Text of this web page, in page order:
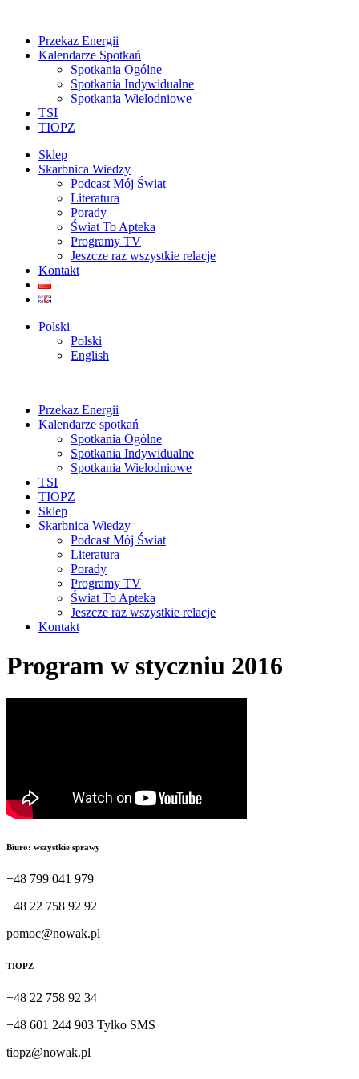
Przekaz Energii
Kalendarze Spotkań
Spotkania Ogólne
Spotkania Indywidualne
Spotkania Wielodniowe
TSI
TIOPZ
Sklep
Skarbnica Wiedzy
Podcast Mój Świat
Literatura
Porady
Świat To Apteka
Programy TV
Jeszcze raz wszystkie relacje
Kontakt
Polski
Polski
English
Przekaz Energii
Kalendarze spotkań
Spotkania Ogólne
Spotkania Indywidualne
Spotkania Wielodniowe
TSI
TIOPZ
Sklep
Skarbnica Wiedzy
Podcast Mój Świat
Literatura
Porady
Programy TV
Świat To Apteka
Jeszcze raz wszystkie relacje
Kontakt
Program w styczniu 2016
Biuro: wszystkie sprawy
+48 799 041 979
+48 22 758 92 92
pomoc@nowak.pl
TIOPZ
+48 22 758 92 34
+48 601 244 903 Tylko SMS
tiopz@nowak.pl